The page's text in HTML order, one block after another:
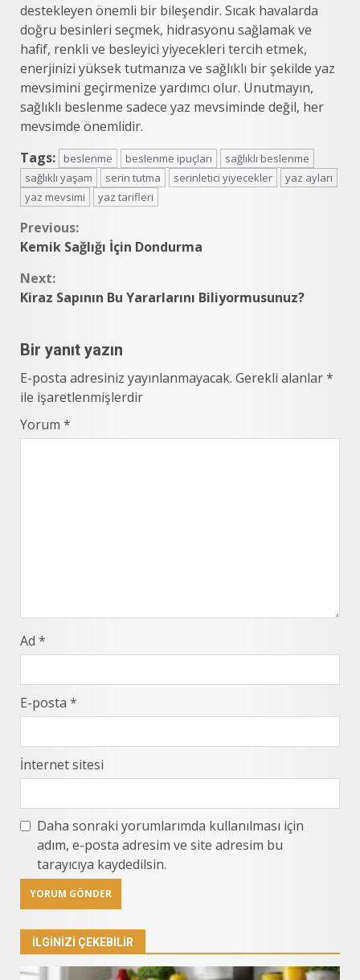
destekleyen önemli bir bileşendir. Sıcak havalarda
doğru besinleri seçmek, hidrasyonu sağlamak ve
hafif, renkli ve besleyici yiyecekleri tercih etmek,
enerjinizi yüksek tutmanıza ve sağlıklı bir şekilde yaz
mevsimini geçirmenize yardımcı olur. Unutmayın,
sağlıklı beslenme sadece yaz mevsiminde değil, her
mevsimde önemlidir.
Tags:
beslenme beslenme ipuçları
sağlıklı beslenme
sağlıklı yaşam
serin tutma serinletici yiyecekler
yaz ayları
yaz mevsimi
yaz tarifleri
Continue
Reading
Previous:
Kemik Sağlığı İçin Dondurma
Next:
Kiraz Sapının Bu Yararlarını Biliyormusunuz?
Bir yanıt yazın
E-posta adresiniz yayınlanmayacak. Gerekli alanlar*
ile işaretlenmişlerdir
Yorum *
Ad *
E-posta *
İnternet sitesi
Daha sonraki yorumlarımda kullanılması için
adım, e-posta adresim ve site adresim bu
tarayıcıya kaydedilsin.
İLGINIZI ÇEKEBILIR